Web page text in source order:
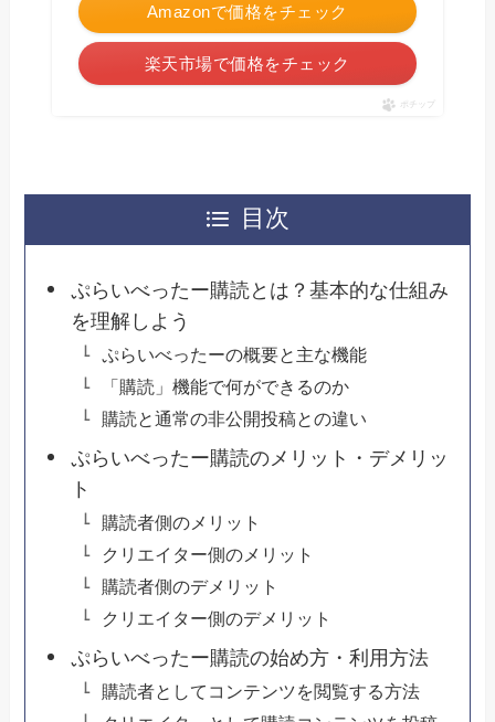
Amazonで価格をチェック
楽天市場で価格をチェック
ポチップ
目次
ぷらいべったー購読とは？基本的な仕組み
を理解しよう
ぷらいべったーの概要と主な機能
「購読」機能で何ができるのか
購読と通常の非公開投稿との違い
ぷらいべったー購読のメリット・デメリッ
ト
購読者側のメリット
クリエイター側のメリット
購読者側のデメリット
クリエイター側のデメリット
ぷらいべったー購読の始め方・利用方法
購読者としてコンテンツを閲覧する方法